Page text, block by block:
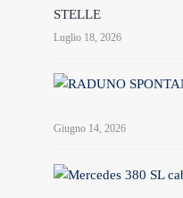
STELLE
Luglio 18, 2026
Giugno 14, 2026